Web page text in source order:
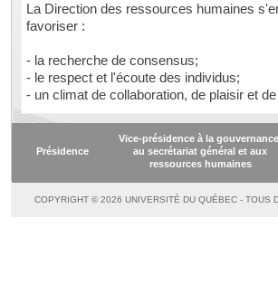
La Direction des ressources humaines
favoriser :
- la recherche de consensus;
- le respect et l'écoute des individus;
- un climat de collaboration, de plaisir et
Présidence
Vice-présidence à la
au secrétariat général et aux
ressources humaines
COPYRIGHT © 2026 UNIVERSITÉ DU QUÉBEC - TOUS